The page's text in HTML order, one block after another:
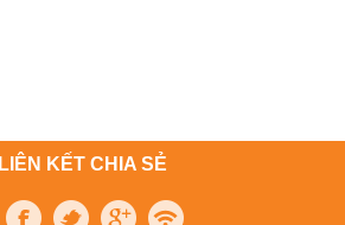
LIÊN KẾT CHIA SẺ